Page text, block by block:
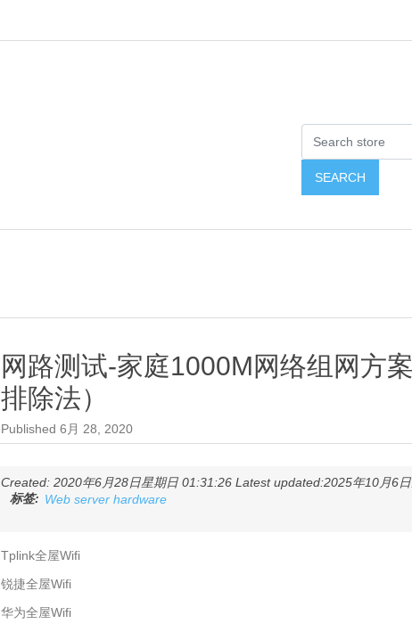
网路测试-家庭1000M网络组网方
排除法）
Published 6月 28, 2020
Created: 2020年6月28日星期日 01:31:26 Latest updated:2025年10月6
标签: Web server hardware
Tplink全屋Wifi
锐捷全屋Wifi
华为全屋Wifi